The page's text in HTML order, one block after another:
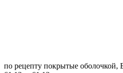
по рецепту покрытые оболочкой,